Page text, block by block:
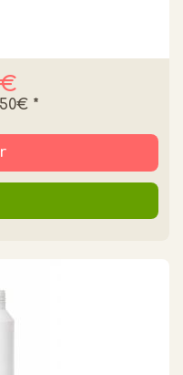
*